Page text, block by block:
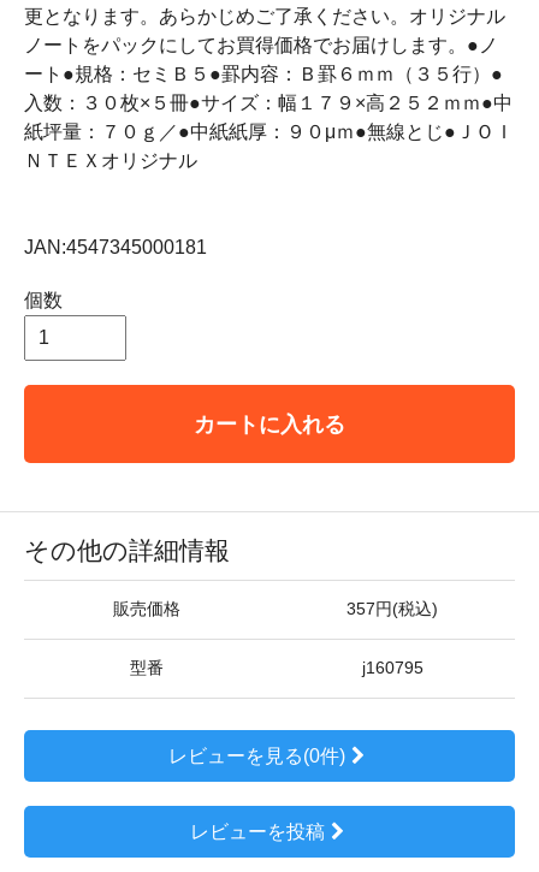
更となります。あらかじめご了承ください。オリジナル
ノートをパックにしてお買得価格でお届けします。●ノ
ート●規格：セミＢ５●罫内容：Ｂ罫６ｍｍ（３５行）●
入数：３０枚×５冊●サイズ：幅１７９×高２５２ｍｍ●中
紙坪量：７０ｇ／●中紙紙厚：９０μｍ●無線とじ●ＪＯＩ
ＮＴＥＸオリジナル
JAN:4547345000181
個数
カートに入れる
その他の詳細情報
販売価格 357円(税込)
型番 j160795
レビューを見る(0件)
レビューを投稿